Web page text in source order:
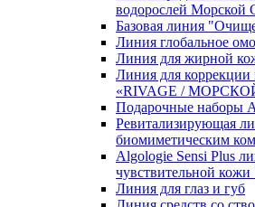
водорослей Морской
Базовая линия
Линия глобальное
Линия для жирной
Линия для коррекции
«RIVAGE /
Подарочные наборы
Ревитализирующая
биомиметическим
Algologie Sensi Plus
чувcтвительной
Линия для глаз и губ